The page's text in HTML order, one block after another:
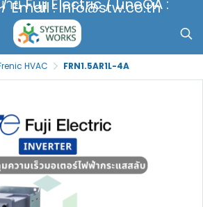
ย Fuji Electric / LineOA :
Email : info@stw.co.th
HVAC FRN1.5AR1L-4A